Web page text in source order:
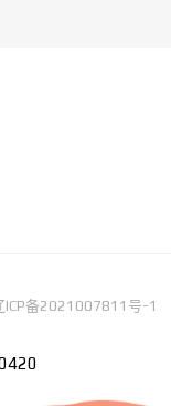
ICP备2021007811号-1